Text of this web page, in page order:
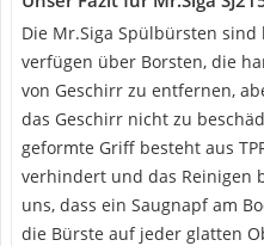
Die Mr.Siga Spülbürsten
verfügen über Borsten, die
von Geschirr zu entfernen,
das Geschirr nicht zu
geformte Griff besteht aus
verhindert und das Reinigen
uns, dass ein Saugnapf am
die Bürste auf jeder glatten